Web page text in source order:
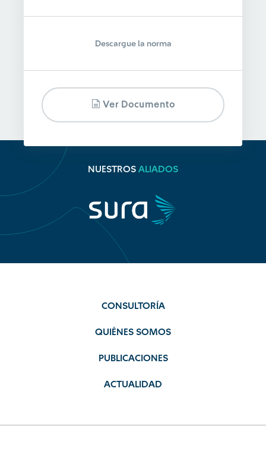
Descargue la norma
Ver Documento
NUESTROS ALIADOS
CONSULTORÍA
QUIÉNES SOMOS
PUBLICACIONES
ACTUALIDAD